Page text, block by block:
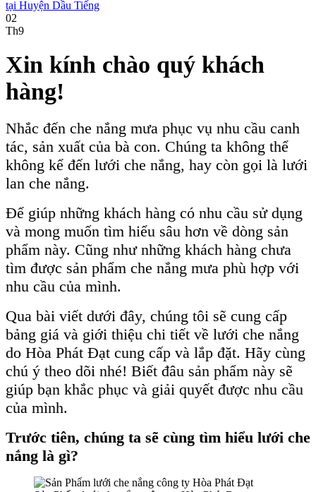
02
Th9
Xin kính chào quý khách
hàng!
Nhắc đến che nắng mưa phục vụ nhu cầu canh
tác, sản xuất của bà con. Chúng ta không thể
không kể đến lưới che nắng, hay còn gọi là lưới
lan che nắng.
Để giúp những khách hàng có nhu cầu sử dụng
và mong muốn tìm hiểu sâu hơn về dòng sản
phẩm này. Cũng như những khách hàng chưa
tìm được sản phẩm che nắng mưa phù hợp với
nhu cầu của mình.
Qua bài viết dưới đây, chúng tôi sẽ cung cấp
bảng giá và giới thiệu chi tiết về lưới che nắng
do Hòa Phát Đạt cung cấp và lắp đặt. Hãy cùng
chú ý theo dõi nhé! Biết đâu sản phẩm này sẽ
giúp bạn khắc phục và giải quyết được nhu cầu
của mình.
Trước tiên, chúng ta sẽ cùng tìm hiểu lưới che
nắng là gì?